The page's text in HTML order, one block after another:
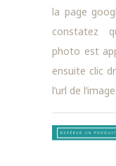
la page
constatez
photo est
ensuite clic
l’url de